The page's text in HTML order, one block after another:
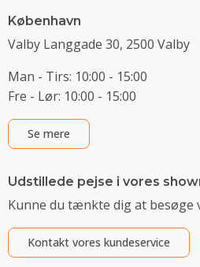
København
Valby Langgade 30, 2500 Valby
Man - Tirs: 10:00 - 15:00
Fre - Lør: 10:00 - 15:00
Se mere
Udstillede pejse i vores
Kunne du tænkte dig at besøge
Kontakt vores kundeservice